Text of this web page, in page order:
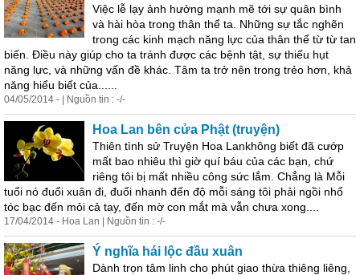
Việc lễ lạy ảnh hưởng mạnh mẽ tới sự quân bình
và hài hòa trong thân thể ta. Những sự tắc nghẽn
trong các kinh mạch năng lực của thân thể từ từ tan
biến. Điều này giúp cho ta tránh được các bệnh tật, sự thiếu hụt
năng lực, và những vấn đề khác. Tâm ta trở nên trong trẻo hơn, khả
năng hiểu biết của......
04/05/2014 - | Nguồn tin : -/-
Hoa Lan bên cửa Phật (truyện)
Thiên tình sử Truyện Hoa Lankhông biết đã cướp
mất bao nhiêu thì giờ quí báu của các bạn, chứ
riêng tôi bị mất nhiều công sức lắm. Chẳng là Mỗi
tuổi nó đuổi xuân đi, đuổi nhanh đến độ mỗi sáng tôi phải ngồi nhổ
tóc bạc đến mỏi cả tay, đến mờ con mắt mà vẫn chưa xong....
17/04/2014 - Hoa Lan | Nguồn tin : -/-
Ý nghĩa hái lộc đầu xuân
Dành trọn tâm linh cho phút giao thừa thiêng liêng,